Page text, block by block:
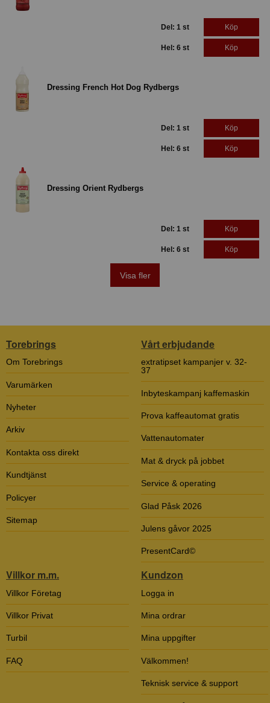
Del: 1 st Köp
Hel: 6 st Köp
Dressing French Hot Dog Rydbergs
Del: 1 st Köp
Hel: 6 st Köp
Dressing Orient Rydbergs
Del: 1 st Köp
Hel: 6 st Köp
Visa fler
Torebrings
Om Torebrings
Varumärken
Nyheter
Arkiv
Kontakta oss direkt
Kundtjänst
Policyer
Sitemap
Vårt erbjudande
extratipset kampanjer v. 32-
37
Inbyteskampanj kaffemaskin
Prova kaffeautomat gratis
Vattenautomater
Mat & dryck på jobbet
Service & operating
Glad Påsk 2026
Julens gåvor 2025
PresentCard©
Villkor m.m.
Villkor Företag
Villkor Privat
Turbil
FAQ
Kundzon
Logga in
Mina ordrar
Mina uppgifter
Välkommen!
Teknisk service & support